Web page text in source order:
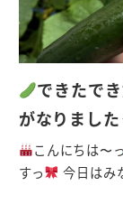
できたで
がなりました
こんにちは〜っ
すっ
今日はみ